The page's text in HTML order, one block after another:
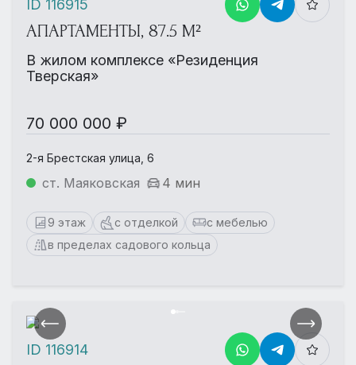
АПАРТАМЕНТЫ, 87.5 М²
В жилом комплексе «Резиденция
Тверская»
70 000 000 ₽
2-я Брестская улица, 6
ст. Маяковская 4 мин
9 этаж с отделкой
с мебелью
в пределах садового кольца
ID 116915
ID 116914